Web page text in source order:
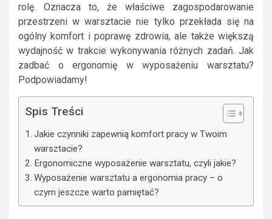
rolę. Oznacza to, że właściwe zagospodarowanie
przestrzeni w warsztacie nie tylko przekłada się na
ogólny komfort i poprawę zdrowia, ale także większą
wydajność w trakcie wykonywania różnych zadań. Jak
zadbać o ergonomię w wyposażeniu warsztatu?
Podpowiadamy!
Spis Treści
Jakie czynniki zapewnią komfort pracy w Twoim
warsztacie?
Ergonomiczne wyposażenie warsztatu, czyli jakie?
Wyposażenie warsztatu a ergonomia pracy – o
czym jeszcze warto pamiętać?